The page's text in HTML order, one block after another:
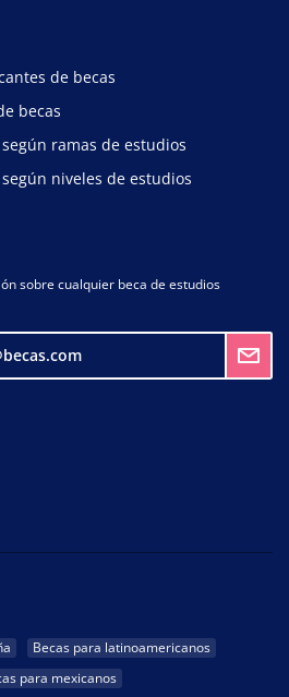
de becas
becas
ramas de estudios
niveles de estudios
sobre cualquier beca de estudios
Becas para latinoamericanos
para mexicanos